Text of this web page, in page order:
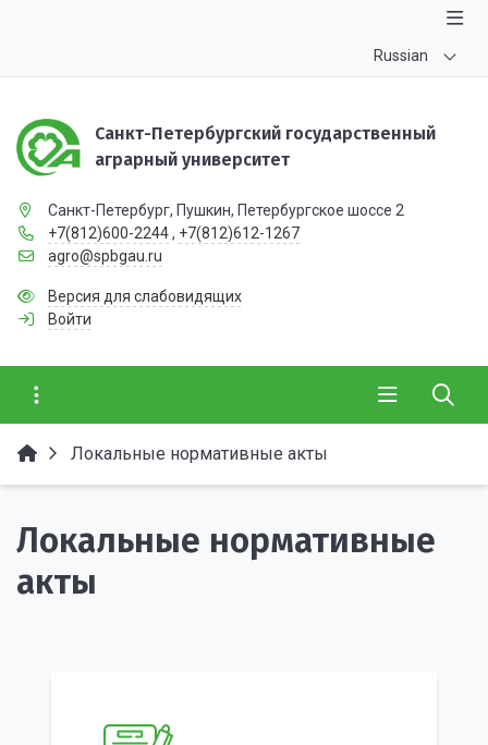
Russian
Санкт-Петербургский государственный
аграрный университет
Санкт-Петербург, Пушкин, Петербургское шоссе 2
+7(812)600-2244 , +7(812)612-1267
agro@spbgau.ru
Версия для слабовидящих
Войти
Локальные нормативные акты
Локальные нормативные
акты